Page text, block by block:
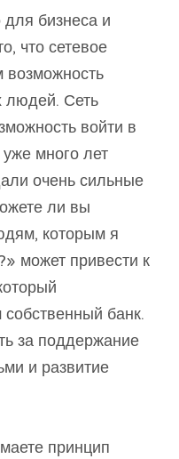
бизнеса и
что сетевое
возможность
людей. Сеть
войти в
много лет
очень сильные
ли вы
которым я
может привести к
банк.
за поддержание
и развитие
принцип